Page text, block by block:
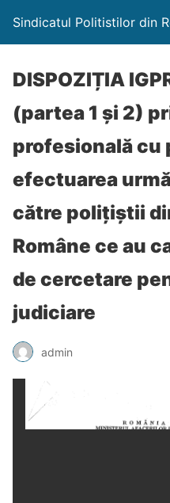
Sindicatul Politistilor din
DISPOZIȚIA
(partea 1 și 2)
profesională cu
efectuarea
către polițiștii
Române ce au
de cercetare
judiciare
admin